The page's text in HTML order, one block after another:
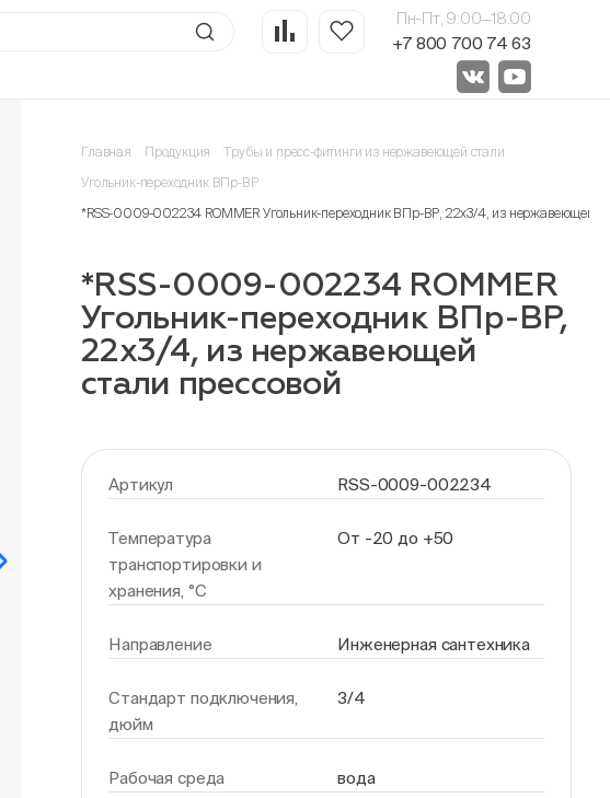
Пн-Пт, 9:00—18:00
+7 800 700 74 63
Главная Продукция Трубы и пресс-фитинги из нержавеющей стали
Угольник-переходник ВПр-ВР
*RSS-0009-002234 ROMMER Угольник-переходник ВПр-ВР, 22х3/4, из нержавеющей
*RSS-0009-002234 ROMMER
Угольник-переходник ВПр-ВР,
22х3/4, из нержавеющей
стали прессовой
Артикул RSS-0009-002234
Температура
транспортировки и
хранения, °С
От -20 до +50
Направление Инженерная сантехника
Стандарт подключения,
дюйм
3/4
Рабочая среда вода